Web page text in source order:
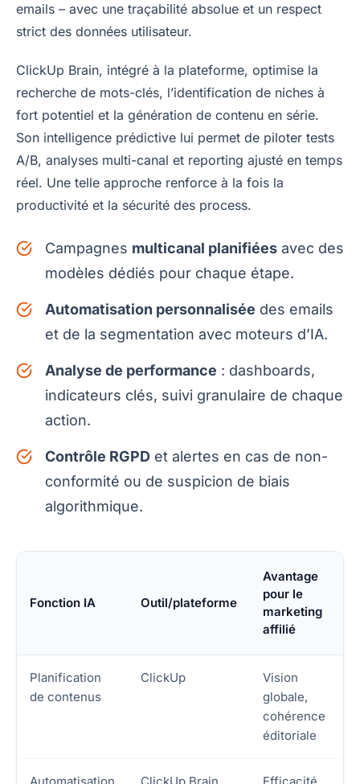
emails – avec une traçabilité absolue et un respect
strict des données utilisateur.
ClickUp Brain, intégré à la plateforme, optimise la
recherche de mots-clés, l’identification de niches à
fort potentiel et la génération de contenu en série.
Son intelligence prédictive lui permet de piloter tests
A/B, analyses multi-canal et reporting ajusté en temps
réel. Une telle approche renforce à la fois la
productivité et la sécurité des process.
Campagnes multicanal planifiées avec des
modèles dédiés pour chaque étape.
Automatisation personnalisée des emails
et de la segmentation avec moteurs d’IA.
Analyse de performance : dashboards,
indicateurs clés, suivi granulaire de chaque
action.
Contrôle RGPD et alertes en cas de non-
conformité ou de suspicion de biais
algorithmique.
Fonction IA Outil/plateforme
Avantage
pour le
marketing
affilié
Planification
de contenus
ClickUp
Vision
globale,
cohérence
éditoriale